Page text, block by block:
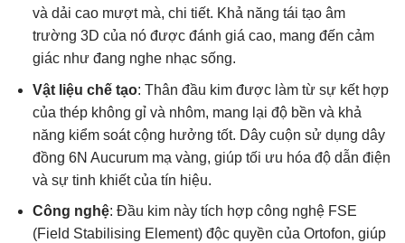
và dải cao mượt mà, chi tiết. Khả năng tái tạo âm
trường 3D của nó được đánh giá cao, mang đến cảm
giác như đang nghe nhạc sống.
Vật liệu chế tạo: Thân đầu kim được làm từ sự kết hợp
của thép không gỉ và nhôm, mang lại độ bền và khả
năng kiểm soát cộng hưởng tốt. Dây cuộn sử dụng dây
đồng 6N Aucurum mạ vàng, giúp tối ưu hóa độ dẫn điện
và sự tinh khiết của tín hiệu.
Công nghệ: Đầu kim này tích hợp công nghệ FSE
(Field Stabilising Element) độc quyền của Ortofon, giúp